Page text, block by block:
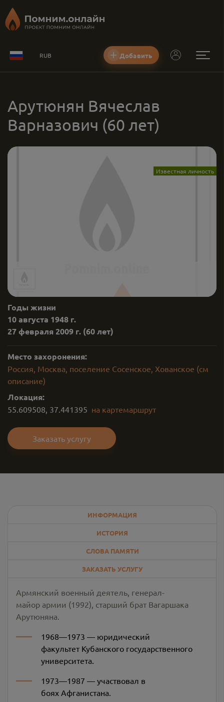
RUB Добавить
Арутюнян Вячеслав
Варназович (60 лет)
Известная личность
Годы жизни
10 августа 1948 г.
27 февраля 2009 г. (60 лет)
Место захоронения:
Россия, Москва, поселение Сосенское, Хованское (см
описание)
Локация:
55.609508, 37.441395 на картемаршрут
Заказать услугу
ИНФОРМАЦИЯ
ИСТОРИЯ
СЛОВА ПАМЯТИ
ЗАКАЗАТЬ УСЛУГУ
Армянский военный деятель, генерал-
майор армии (1992), старший брат Вагаршака
Арутюняна.
1968—1973 — юридический
факультет Кубанского государственного
университета.
1973—1987 — участвовал в
боях Афганистана.